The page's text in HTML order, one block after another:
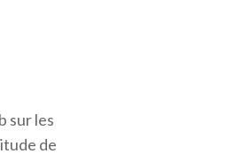
sur les
de